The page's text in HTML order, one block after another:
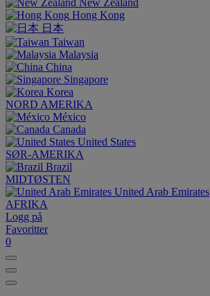
New Zealand
Hong Kong
日本
Taiwan
Malaysia
China
Singapore
Korea
NORD AMERIKA
México
Canada
United States
SØR-AMERIKA
Brazil
MIDTØSTEN
United Arab Emirates
AFRIKA
Logg på
Favoritter
0